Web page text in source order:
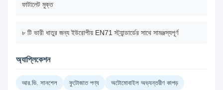
ফাটালেট মুক্ত
৮ টি ভারী ধাতুর জন্য ইউরোপীয় EN71 স্ট্যান্ডার্ডের সাথে সামঞ্জস্যপূর্ণ
অ্যাপ্লিকেশন
আর.ভি. সানশেল ফুটোজাত পণ্য অটোমোবাইল অভ্যন্তরীণ কাপড়